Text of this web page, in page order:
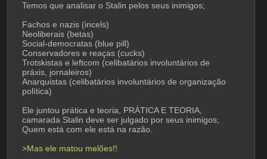
Temos que analisar o Stalin pelos seus inimigos;
Fachos e nazis (incels)
Neoliberais (betas)
Social-democratas (blue pill)
Conservadores e reaças (cucks)
Trotskistas e leftcom (celibatários involuntários de
práxis, jornaleiros)
Anarquistas (celibatários involuntários de organização
política)
Ele juntou prática e teoria, PRÁTICA E TEORIA,
camarada Stalin deve ser julgado por seus inimigos;
Quem está com ele está na razão.
>Mas ele matou melões!!